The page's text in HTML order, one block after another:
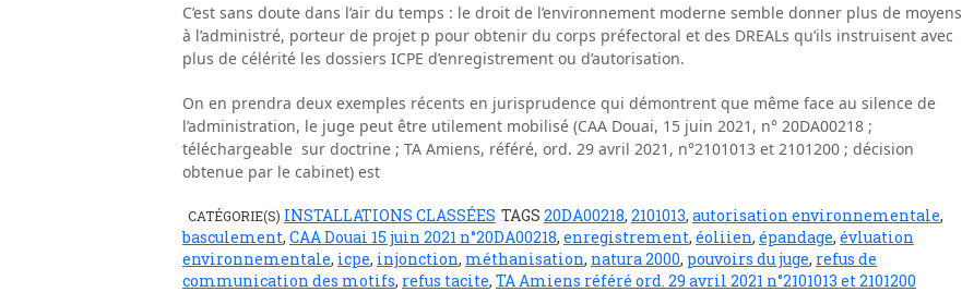
C’est sans doute dans l’air du temps : le droit de l’environnement moderne semble donner plus de moyens
à l’administré, porteur de projet p pour obtenir du corps préfectoral et des DREALs qu’ils instruisent avec
plus de célérité les dossiers ICPE d’enregistrement ou d’autorisation.
On en prendra deux exemples récents en jurisprudence qui démontrent que même face au silence de
l’administration, le juge peut être utilement mobilisé (CAA Douai, 15 juin 2021, n° 20DA00218 ;
téléchargeable sur doctrine ; TA Amiens, référé, ord. 29 avril 2021, n°2101013 et 2101200 ; décision
obtenue par le cabinet) est
CATÉGORIE(S) INSTALLATIONS CLASSÉES TAGS 20DA00218, 2101013, autorisation environnementale,
basculement, CAA Douai 15 juin 2021 n°20DA00218, enregistrement, éoliien, épandage, évluation
environnementale, icpe, injonction, méthanisation, natura 2000, pouvoirs du juge, refus de
communication des motifs, refus tacite, TA Amiens référé ord. 29 avril 2021 n°2101013 et 2101200